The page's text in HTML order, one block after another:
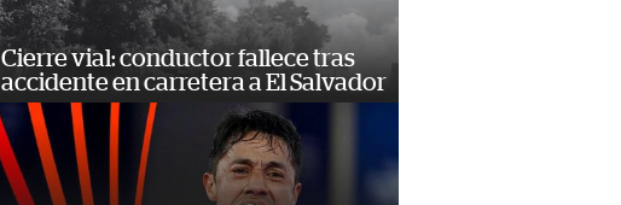
Cierre vial: conductor fallece tras
accidente en carretera a El Salvador